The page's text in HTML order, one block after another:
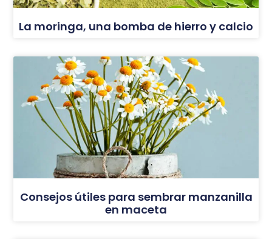
La moringa, una bomba de hierro y calcio
Consejos útiles para sembrar manzanilla
en maceta